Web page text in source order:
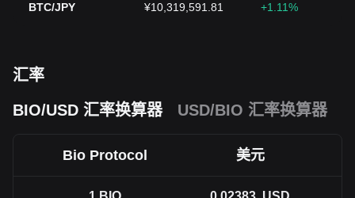
BTC/JPY ¥10,319,591.81 +1.11%
汇率
BIO/USD 汇率换算器
USD/BIO 汇率换算器
Bio Protocol 美元